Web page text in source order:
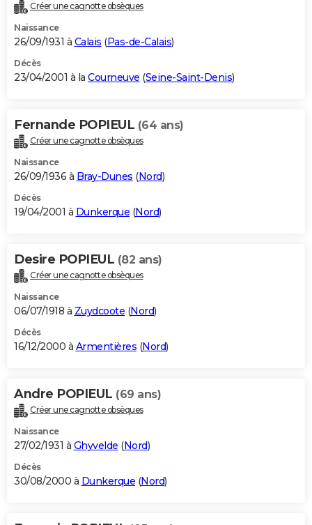
Créer une cagnotte obsèques
Naissance
26/09/1931 à Calais (Pas-de-Calais)
Décès
23/04/2001 à la Courneuve (Seine-Saint-Denis)
Fernande POPIEUL (64 ans)
Créer une cagnotte obsèques
Naissance
26/09/1936 à Bray-Dunes (Nord)
Décès
19/04/2001 à Dunkerque (Nord)
Desire POPIEUL (82 ans)
Créer une cagnotte obsèques
Naissance
06/07/1918 à Zuydcoote (Nord)
Décès
16/12/2000 à Armentières (Nord)
Andre POPIEUL (69 ans)
Créer une cagnotte obsèques
Naissance
27/02/1931 à Ghyvelde (Nord)
Décès
30/08/2000 à Dunkerque (Nord)